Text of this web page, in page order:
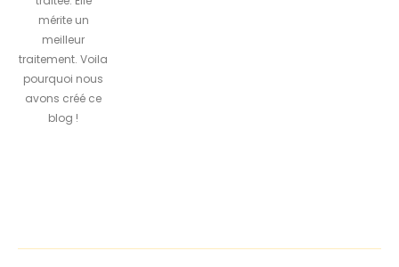
mérite un
meilleur
traitement. Voila
pourquoi nous
avons créé ce
blog !